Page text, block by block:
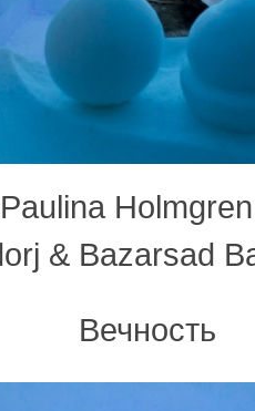
& Bazarsad
Вечность